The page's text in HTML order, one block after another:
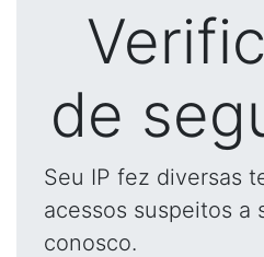
de
Seu IP fez diversas
acessos suspeitos a
conosco.